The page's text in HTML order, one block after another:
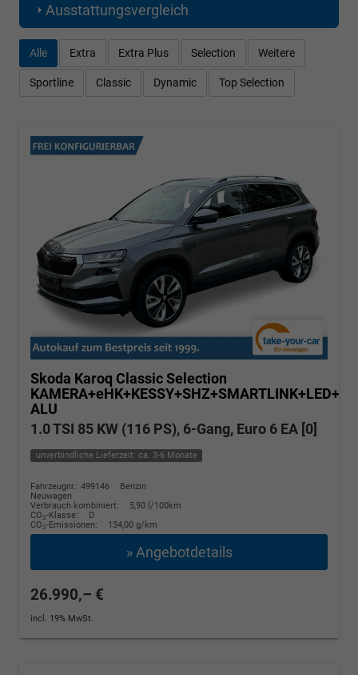
Ausstattungsvergleich
Alle Extra Extra Plus Selection Weitere
Sportline Classic Dynamic Top Selection
Skoda Karoq Classic Selection
ALU
1.0 TSI 85 KW (116 PS), 6-Gang, Euro 6 EA [0]
unverbindliche Lieferzeit: ca. 3-6 Monate
Fahrzeugnr.: 499146
Benzin
Neuwagen
Verbrauch kombiniert:
5,90 l/100km
CO2-Klasse:
D
CO2-Emissionen: 134,00 g/km
» Angebotdetails
26.990,– €
incl. 19% MwSt.